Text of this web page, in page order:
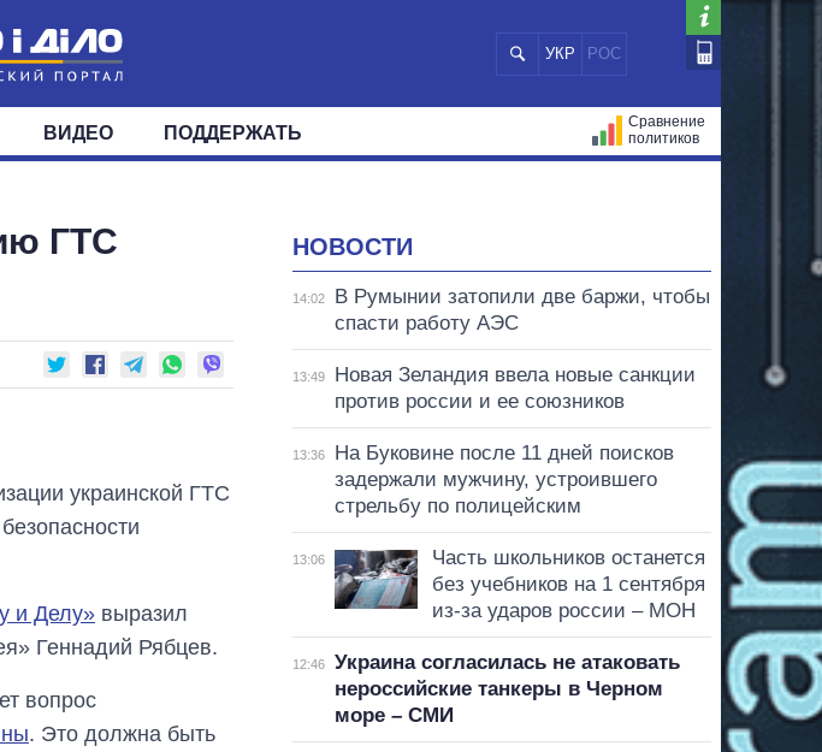
УКР РОС
ОБЩЕСТВО
ФРАКЦИИ
ВИДЕО ПОДДЕРЖАТЬ
Сравнение
политиков
ГТС
украинской ГТС
и Делу» выразил
Геннадий Рябцев.
вопрос
. Это должна быть
НОВОСТИ
14:02
В Румынии затопили две баржи, чтобы
спасти работу АЭС
13:49
Новая Зеландия ввела новые санкции
против россии и ее союзников
13:36
На Буковине после 11 дней поисков
задержали мужчину, устроившего
стрельбу по полицейским
13:06
Часть школьников останется
без учебников на 1 сентября
из-за ударов россии – МОН
12:46
Украина согласилась не атаковать
нероссийские танкеры в Черном
море – СМИ